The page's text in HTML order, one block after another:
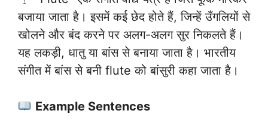
बजाया जाता है। इसमें कई छेद होते हैं, जिन्हें उँगलियों से
खोलने और बंद करने पर अलग-अलग सुर निकलते हैं।
यह लकड़ी, धातु या बांस से बनाया जाता है। भारतीय
संगीत में बांस से बनी flute को बांसुरी कहा जाता है।
Example Sentences